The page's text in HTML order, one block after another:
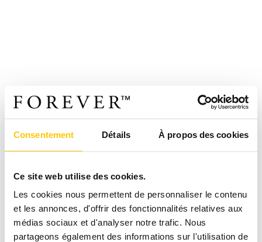
Consentement Détails À propos des cookies
Ce site web utilise des cookies.
Les cookies nous permettent de personnaliser le contenu
et les annonces, d'offrir des fonctionnalités relatives aux
médias sociaux et d'analyser notre trafic. Nous
partageons également des informations sur l'utilisation de